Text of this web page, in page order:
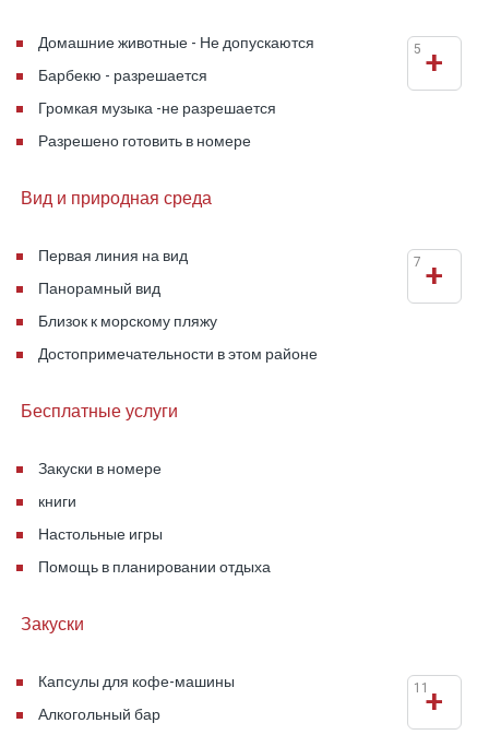
Домашние животные - Не допускаются
Барбекю - разрешается
Громкая музыка -не разрешается
Разрешено готовить в номере
+
5
Вид и природная среда
Первая линия на вид
Панорамный вид
Близок к морскому пляжу
Достопримечательности в этом районе
+
7
Бесплатные услуги
Закуски в номере
книги
Настольные игры
Помощь в планировании отдыха
Закуски
Капсулы для кофе-машины
Алкогольный бар
+
11